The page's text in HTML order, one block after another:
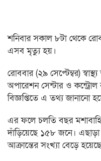
শনিবার সকাল ৮টা থেকে
এসব মৃত্যু হয়।
রোববার (২৯ সেপ্টেম্বর)
অপারেশন সেন্টার ও
বিজ্ঞপ্তিতে এ তথ্য জানানো
এর ফলে চলতি বছর
দাঁড়িয়েছে ১৫৮ জনে।
আক্রান্তের সংখ্যা বেড়ে